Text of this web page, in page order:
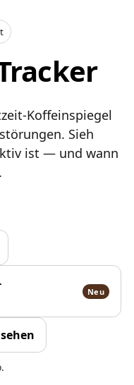
Koffeinspiegel
Sieh
ist — und wann
Neu